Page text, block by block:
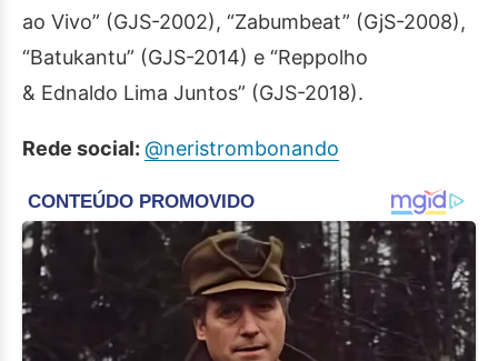
ao Vivo” (GJS-2002), “Zabumbeat” (GjS-2008),
“Batukantu” (GJS-2014) e “Reppolho
& Ednaldo Lima Juntos” (GJS-2018).
Rede social: @neristrombonando